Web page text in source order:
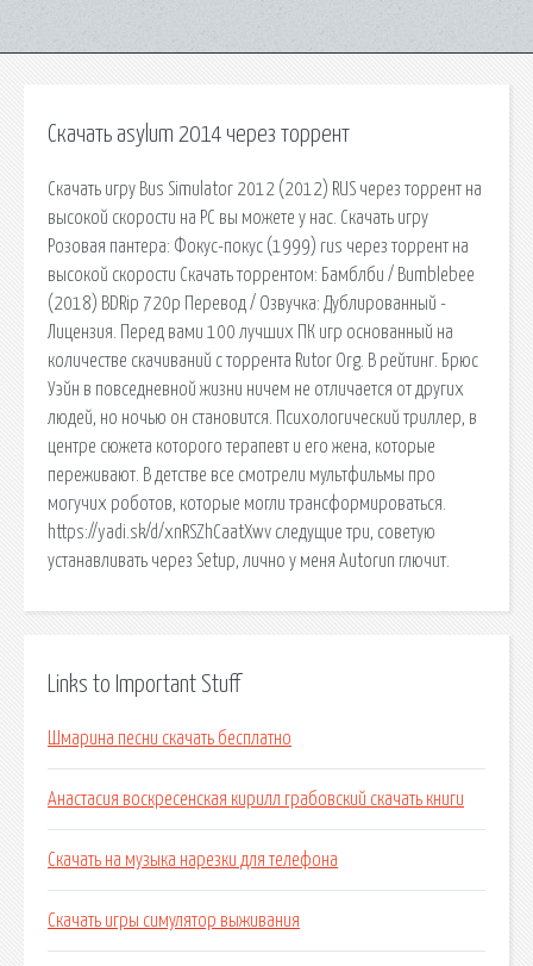
Скачать asylum 2014 через торрент
Скачать игру Bus Simulator 2012 (2012) RUS через торрент на
высокой скорости на PC вы можете у нас. Скачать игру
Розовая пантера: Фокус-покус (1999) rus через торрент на
высокой скорости Скачать торрентом: Бамблби / Bumblebee
(2018) BDRip 720p Перевод / Озвучка: Дублированный -
Лицензия. Перед вами 100 лучших ПК игр основанный на
количестве скачиваний с торрента Rutor Org. В рейтинг. Брюс
Уэйн в повседневной жизни ничем не отличается от других
людей, но ночью он становится. Психологический триллер, в
центре сюжета которого терапевт и его жена, которые
переживают. В детстве все смотрели мультфильмы про
могучих роботов, которые могли трансформироваться.
https://yadi.sk/d/xnRSZhCaatXwv следущие три, советую
устанавливать через Setup, лично у меня Autorun глючит.
Links to Important Stuff
Шмарина песни скачать бесплатно
Анастасия воскресенская кирилл грабовский скачать книги
Скачать на музыка нарезки для телефона
Скачать игры симулятор выживания